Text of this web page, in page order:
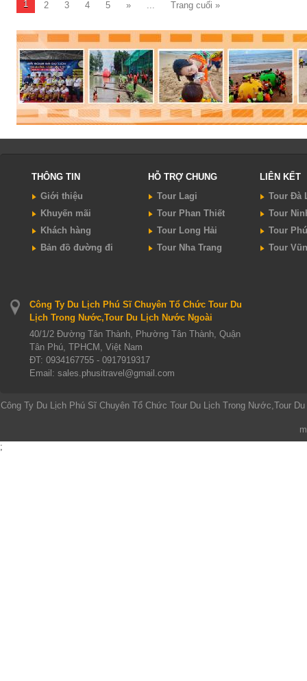
Phương tiện: Ô tô
Khách sạn: 3 sao
Khởi hành: Sài Gòn
Giá: 1.190.000Vnđ/Khách
ĐẶT TOUR Xem chi tiết
Phương tiện: Ô tô
Khách sạn: Tiêu chuẩn
Khởi hành: Sài Gòn
Giá: 980.000Vnđ/Khách
ĐẶT TOUR Xem chi tiết
1 2 3 4 5 » ... Trang cuối »
THÔNG TIN
Giới thiệu
Khuyến mãi
Khách hàng
Bản đồ đường đi
HỖ TRỢ CHUNG
Tour Lagi
Tour Phan Thiết
Tour Long Hải
Tour Nha Trang
LIÊN KẾT
Tour Đà
Tour
Tour
Tour
Công Ty Du Lịch Phú Sĩ Chuyên Tổ Chức Tour Du
Lịch Trong Nước,Tour Du Lịch Nước Ngoài
40/1/2 Đường Tân Thành, Phường Tân Thành, Quận
Tân Phú, TPHCM, Việt Nam
ĐT: 0934167755 - 0917919317
Email: sales.phusitravel@gmail.com
Công Ty Du Lịch Phú Sĩ Chuyên Tổ Chức Tour Du Lịch Trong Nước,Tour
;